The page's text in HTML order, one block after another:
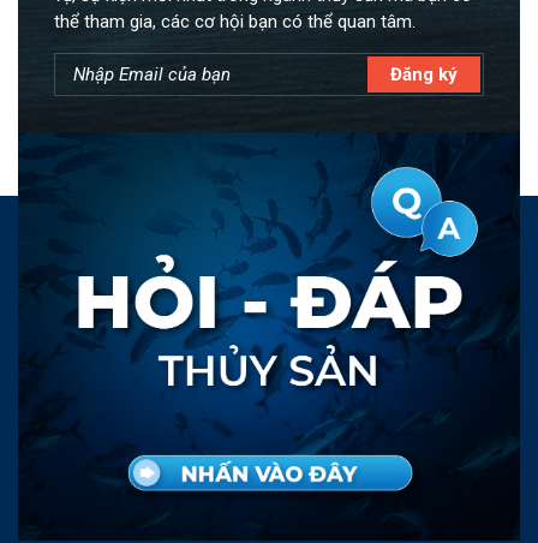
thể tham gia, các cơ hội bạn có thể quan tâm.